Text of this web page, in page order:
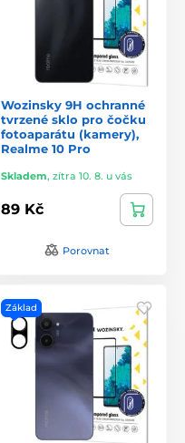
Wozinsky 9H ochranné
tvrzené sklo pro čočku
fotoaparátu (kamery),
Realme 10 Pro
Skladem, zítra 10. 8. u vás
89 Kč
Porovnat
Základ